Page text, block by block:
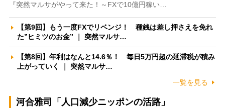
『突然マルサがやって来た！～FXで10億円稼い…
【第9回】もう一度FXでリベンジ！ 種銭は差し押さえを免れ
た”ヒミツのお金” ｜ 突然マルサ…
【第8回】年利はなんと14.6％！ 毎日5万円超の延滞税が積み
上がっていく ｜ 突然マルサ…
一覧を見る
河合雅司「人口減少ニッポンの活路」